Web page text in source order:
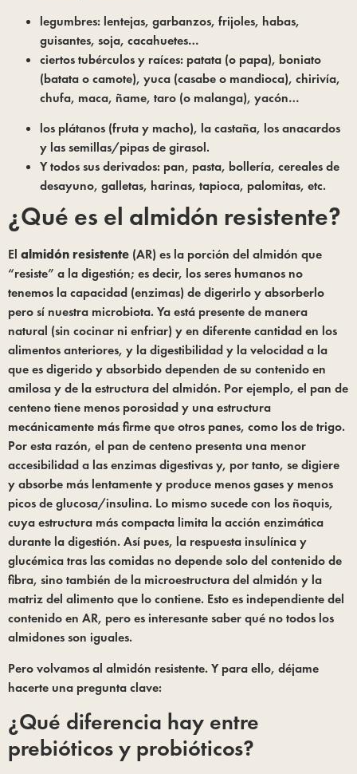
legumbres: lentejas, garbanzos, frijoles, habas,
guisantes, soja, cacahuetes…
ciertos tubérculos y raíces: patata (o papa), boniato
(batata o camote), yuca (casabe o mandioca), chirivía,
chufa, maca, ñame, taro (o malanga), yacón…
los plátanos (fruta y macho), la castaña, los anacardos
y las semillas/pipas de girasol.
Y todos sus derivados: pan, pasta, bollería, cereales de
desayuno, galletas, harinas, tapioca, palomitas, etc.
¿Qué es el almidón resistente?
El almidón resistente (AR) es la porción del almidón que
“resiste” a la digestión; es decir, los seres humanos no
tenemos la capacidad (enzimas) de digerirlo y absorberlo
pero sí nuestra microbiota. Ya está presente de manera
natural (sin cocinar ni enfriar) y en diferente cantidad en los
alimentos anteriores, y la digestibilidad y la velocidad a la
que es digerido y absorbido dependen de su contenido en
amilosa y de la estructura del almidón. Por ejemplo, el pan de
centeno tiene menos porosidad y una estructura
mecánicamente más firme que otros panes, como los de trigo.
Por esta razón, el pan de centeno presenta una menor
accesibilidad a las enzimas digestivas y, por tanto, se digiere
y absorbe más lentamente y produce menos gases y menos
picos de glucosa/insulina. Lo mismo sucede con los ñoquis,
cuya estructura más compacta limita la acción enzimática
durante la digestión. Así pues, la respuesta insulínica y
glucémica tras las comidas no depende solo del contenido de
fibra, sino también de la microestructura del almidón y la
matriz del alimento que lo contiene. Esto es independiente del
contenido en AR, pero es interesante saber qué no todos los
almidones son iguales.
Pero volvamos al almidón resistente. Y para ello, déjame
hacerte una pregunta clave:
¿Qué diferencia hay entre
prebióticos y probióticos?